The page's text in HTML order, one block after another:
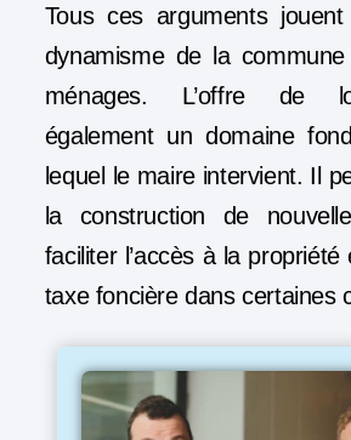
Tous ces arguments
dynamisme de la
ménages. L’offre de
également un domaine
lequel le maire intervient. Il
la construction de
faciliter l’accès à la
taxe foncière dans certaines